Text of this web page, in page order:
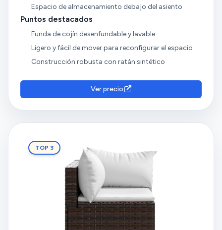
Espacio de almacenamiento debajo del asiento
Puntos destacados
Funda de cojín desenfundable y lavable
Ligero y fácil de mover para reconfigurar el espacio
Construcción robusta con ratán sintético
Ver precio
TOP 3